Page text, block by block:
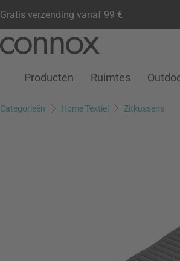
Gratis verzending vanaf 99 €
pagina-
zoeken
Klantenaccount
Verlanglijstje
Warenkorb
Producten Ruimtes
Categorieën Home Textiel Zitkussens